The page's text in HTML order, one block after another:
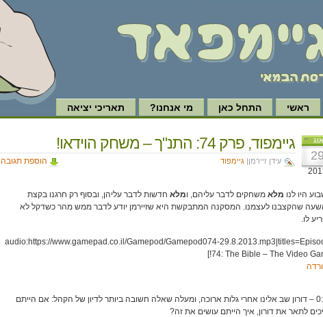
ראשי התחל כאן מי אנחנו? תאריכי יציאה
אוג
29
גיימפוד, פרק 74: התנ"ך – משחק הוידאו!
עידן זיירמן| גיימפוד הוספת תגובה
היו לנו מלא משחקים לדבר עליהם, ומלא חדשות לדבר עליהן, ובסוף רק חרגנו בקצת
שהקצבנו לעצמנו. המסקנה המתבקשת היא שזיירמן יודע לדבר ממש מהר כשדקל לא
לו.
[audio:https://www.gamepad.co.il/Gamepod/Gamepod074-
74: The Bible – The Video
0:35 – דורון שב אלינו אחרי גלות ארוכה, ומעלה שאלה חשובה ביותר לדיון של הקהל: אם הייתם
לתאר את דורון, איך הייתם עושים את זה?